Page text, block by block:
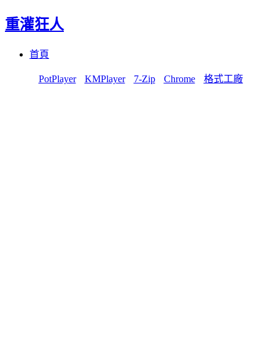
重灌狂人
首頁
PotPlayer KMPlayer 7-Zip Chrome 格式工廠